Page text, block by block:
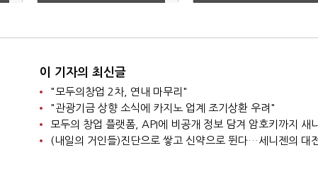
확장으로
인 공개
이 기자의 최신글
"모두의창업 2차, 연내 마무리"
"관광기금 상향 소식에 카지노 업계 조기상환 우려"
모두의 창업 플랫폼, API에 비공개 정보 담겨 암호키까지 새
(내일의 거인들)진단으로 쌓고 신약으로 뛴다…세니젠의 대